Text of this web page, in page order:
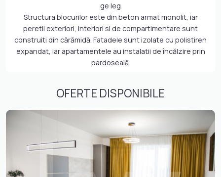
ge leg
Structura blocurilor este din beton armat monolit, iar
peretii exteriori, interiori si de compartimentare sunt
construiti din cărămidă. Fatadele sunt izolate cu polistiren
expandat, iar apartamentele au instalatii de încălzire prin
pardoseală.
OFERTE DISPONIBILE